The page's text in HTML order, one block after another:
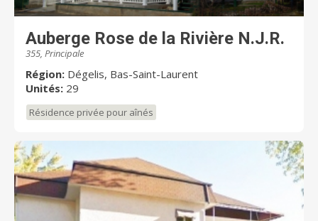
Auberge Rose de la Rivière N.J.R.
355, Principale
Région: Dégelis, Bas-Saint-Laurent
Unités: 29
Résidence privée pour aînés